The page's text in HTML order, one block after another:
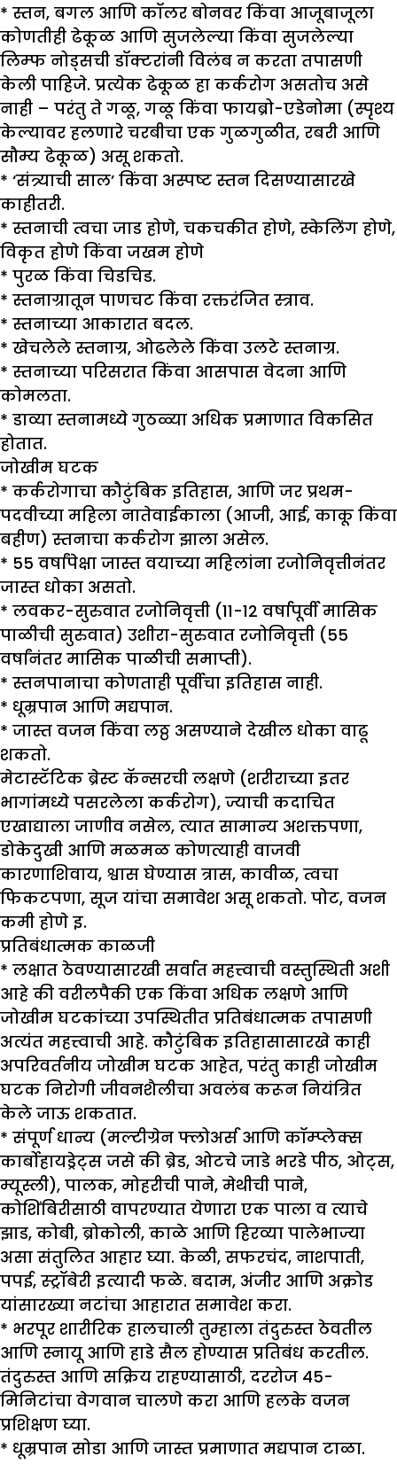
* स्तन, बगल आणि कॉलर बोनवर किंवा आजूबाजूला
कोणतीही ढेकूळ आणि सुजलेल्या किंवा सुजलेल्या
लिम्फ नोड्सची डॉक्टरांनी विलंब न करता तपासणी
केली पाहिजे. प्रत्येक ढेकूळ हा कर्करोग असतोच असे
नाही – परंतु ते गळू, गळू किंवा फायब्रो-एडेनोमा (स्पृश्य
केल्यावर हलणारे चरबीचा एक गुळगुळीत, रबरी आणि
सौम्य ढेकूळ) असू शकतो.
* ‘संत्र्याची साल’ किंवा अस्पष्ट स्तन दिसण्यासारखे
काहीतरी.
* स्तनाची त्वचा जाड होणे, चकचकीत होणे, स्केलिंग होणे,
विकृत होणे किंवा जखम होणे
* पुरळ किंवा चिडचिड.
* स्तनाग्रातून पाणचट किंवा रक्तरंजित स्त्राव.
* स्तनाच्या आकारात बदल.
* खेचलेले स्तनाग्र, ओढलेले किंवा उलटे स्तनाग्र.
* स्तनाच्या परिसरात किंवा आसपास वेदना आणि
कोमलता.
* डाव्या स्तनामध्ये गुठळ्या अधिक प्रमाणात विकसित
होतात.
जोखीम घटक
* कर्करोगाचा कौटुंबिक इतिहास, आणि जर प्रथम-
पदवीच्या महिला नातेवाईकाला (आजी, आई, काकू किंवा
बहीण) स्तनाचा कर्करोग झाला असेल.
* 55 वर्षांपेक्षा जास्त वयाच्या महिलांना रजोनिवृत्तीनंतर
जास्त धोका असतो.
* लवकर-सुरुवात रजोनिवृत्ती (11-12 वर्षापूर्वी मासिक
पाळीची सुरुवात) उशीरा-सुरुवात रजोनिवृत्ती (55
वर्षांनंतर मासिक पाळीची समाप्ती).
* स्तनपानाचा कोणताही पूर्वीचा इतिहास नाही.
* धूम्रपान आणि मद्यपान.
* जास्त वजन किंवा लठ्ठ असण्याने देखील धोका वाढू
शकतो.
मेटास्टॅटिक ब्रेस्ट कॅन्सरची लक्षणे (शरीराच्या इतर
भागांमध्ये पसरलेला कर्करोग), ज्याची कदाचित
एखाद्याला जाणीव नसेल, त्यात सामान्य अशक्तपणा,
डोकेदुखी आणि मळमळ कोणत्याही वाजवी
कारणाशिवाय, श्वास घेण्यास त्रास, कावीळ, त्वचा
फिकटपणा, सूज यांचा समावेश असू शकतो. पोट, वजन
कमी होणे इ.
प्रतिबंधात्मक काळजी
* लक्षात ठेवण्यासारखी सर्वात महत्त्वाची वस्तुस्थिती अशी
आहे की वरीलपैकी एक किंवा अधिक लक्षणे आणि
जोखीम घटकांच्या उपस्थितीत प्रतिबंधात्मक तपासणी
अत्यंत महत्त्वाची आहे. कौटुंबिक इतिहासासारखे काही
अपरिवर्तनीय जोखीम घटक आहेत, परंतु काही जोखीम
घटक निरोगी जीवनशैलीचा अवलंब करून नियंत्रित
केले जाऊ शकतात.
* संपूर्ण धान्य (मल्टीग्रेन फ्लोअर्स आणि कॉम्प्लेक्स
कार्बोहायड्रेट्स जसे की ब्रेड, ओटचे जाडे भरडे पीठ, ओट्स,
म्यूस्ली), पालक, मोहरीची पाने, मेथीची पाने,
कोशिंबिरीसाठी वापरण्यात येणारा एक पाला व त्याचे
झाड, कोबी, ब्रोकोली, काळे आणि हिरव्या पालेभाज्या
असा संतुलित आहार घ्या. केळी, सफरचंद, नाशपाती,
पपई, स्ट्रॉबेरी इत्यादी फळे. बदाम, अंजीर आणि अक्रोड
यांसारख्या नटांचा आहारात समावेश करा.
* भरपूर शारीरिक हालचाली तुम्हाला तंदुरुस्त ठेवतील
आणि स्नायू आणि हाडे सैल होण्यास प्रतिबंध करतील.
तंदुरुस्त आणि सक्रिय राहण्यासाठी, दररोज 45-
मिनिटांचा वेगवान चालणे करा आणि हलके वजन
प्रशिक्षण घ्या.
* धूम्रपान सोडा आणि जास्त प्रमाणात मद्यपान टाळा.